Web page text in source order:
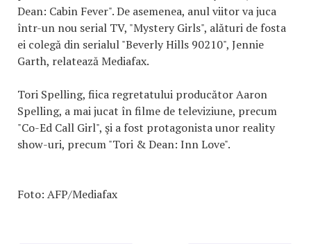
Dean: Cabin Fever". De asemenea, anul viitor va juca
într-un nou serial TV, "Mystery Girls", alături de fosta
ei colegă din serialul "Beverly Hills 90210", Jennie
Garth, relatează Mediafax.
Tori Spelling, fiica regretatului producător Aaron
Spelling, a mai jucat în filme de televiziune, precum
"Co-Ed Call Girl", şi a fost protagonista unor reality
show-uri, precum "Tori & Dean: Inn Love".
Foto: AFP/Mediafax